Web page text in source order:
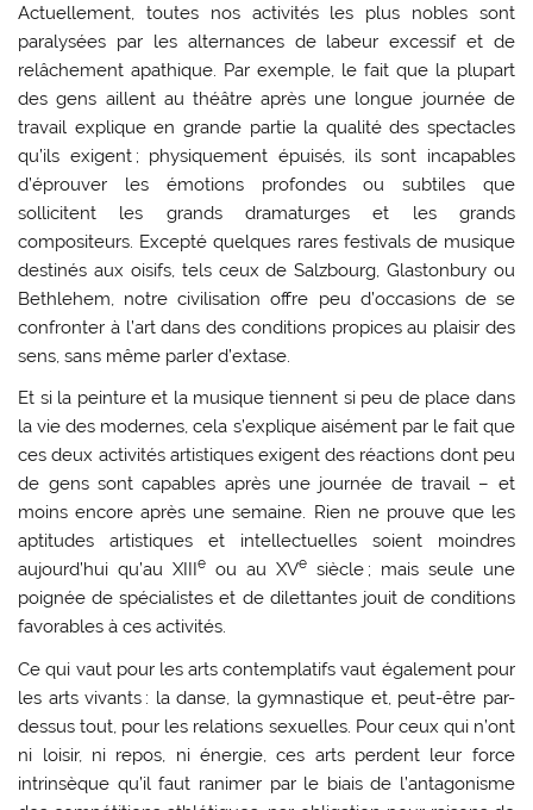
Actuellement, toutes nos activités les plus nobles sont
paralysées par les alternances de labeur excessif et de
relâchement apathique. Par exemple, le fait que la plupart
des gens aillent au théâtre après une longue journée de
travail explique en grande partie la qualité des spectacles
qu’ils exigent ; physiquement épuisés, ils sont incapables
d’éprouver les émotions profondes ou subtiles que
sollicitent les grands dramaturges et les grands
compositeurs. Excepté quelques rares festivals de musique
destinés aux oisifs, tels ceux de Salzbourg, Glastonbury ou
Bethlehem, notre civilisation offre peu d’occasions de se
confronter à l’art dans des conditions propices au plaisir des
sens, sans même parler d’extase.
Et si la peinture et la musique tiennent si peu de place dans
la vie des modernes, cela s’explique aisément par le fait que
ces deux activités artistiques exigent des réactions dont peu
de gens sont capables après une journée de travail – et
moins encore après une semaine. Rien ne prouve que les
aptitudes artistiques et intellectuelles soient moindres
aujourd’hui qu’au XIIIe ou au XVesiècle ; mais seule une
poignée de spécialistes et de dilettantes jouit de conditions
favorables à ces activités.
Ce qui vaut pour les arts contemplatifs vaut également pour
les arts vivants : la danse, la gymnastique et, peut-être par-
dessus tout, pour les relations sexuelles. Pour ceux qui n’ont
ni loisir, ni repos, ni énergie, ces arts perdent leur force
intrinsèque qu’il faut ranimer par le biais de l’antagonisme